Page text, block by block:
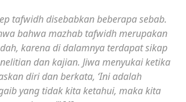
tafwidh disebabkan beberapa sebab.
bahwa mazhab tafwidh merupakan
karena di dalamnya terdapat sikap
dan kajian. Jiwa menyukai ketika
diri dan berkata, ‘Ini adalah
yang tidak kita ketahui, maka kita